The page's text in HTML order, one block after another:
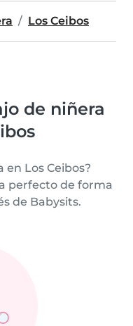
Los Ceibos
de niñera
en Los Ceibos?
perfecto de forma
de Babysits.